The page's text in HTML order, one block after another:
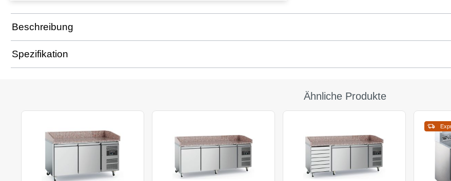
Beschreibung
Spezifikation
Ähnliche Produkte